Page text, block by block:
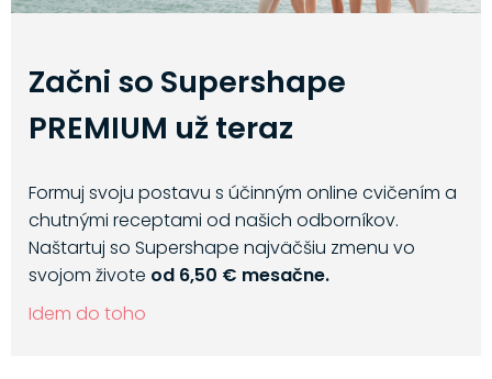
Začni so Supershape
PREMIUM už teraz
Formuj svoju postavu s účinným online cvičením a
chutnými receptami od našich odborníkov.
Naštartuj so Supershape najväčšiu zmenu vo
svojom živote od 6,50 € mesačne.
Idem do toho